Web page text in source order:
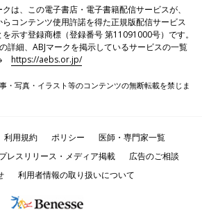
クは、この電子書店・電子書籍配信サービスが、
らコンテンツ使用許諾を得た正規版配信サービス
示す登録商標（登録番号 第11091000号）です。
詳細、ABJマークを掲示しているサービスの一覧
→https://aebs.or.jp/
・写真・イラスト等のコンテンツの無断転載を禁じま
利用規約 ポリシー
医師・専門家一覧
レスリリース・メディア掲載
広告のご相談
利用者情報の取り扱いについて